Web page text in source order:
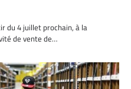
du 4 juillet prochain, à la
de vente de…